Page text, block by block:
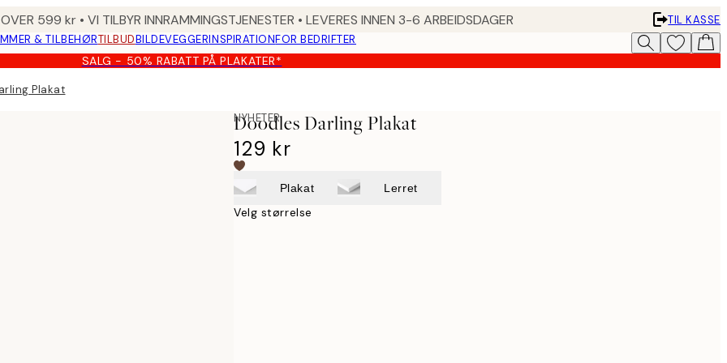
599 kr • VI TILBYR INNRAMMINGSTJENESTER • LEVERES INNEN 3-6 ARBEIDSDAGER
TIL KASSE
& TILBEHØRTILBUDBILDEVEGGERINSPIRATIONFOR BEDRIFTER
SALG - 50% RABATT PÅ PLAKATER*
Plakat
NYHETER
Doodles Darling Plakat
129 kr
Plakat Lerret
Velg størrelse